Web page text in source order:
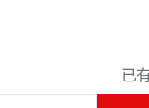
已